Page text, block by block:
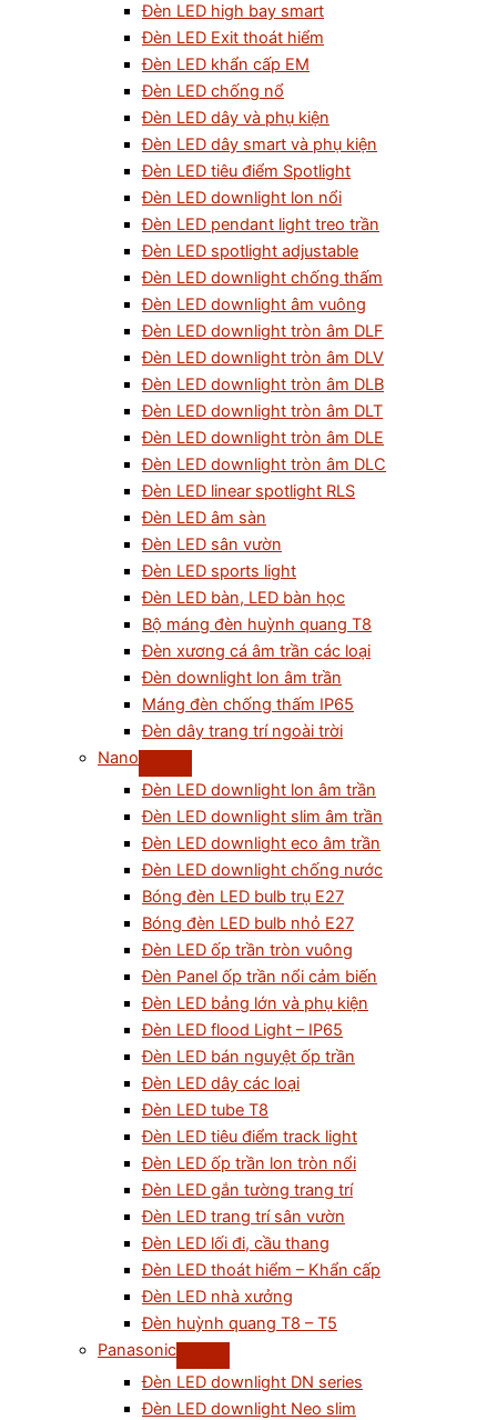
Đèn LED high bay smart
Đèn LED Exit thoát hiểm
Đèn LED khẩn cấp EM
Đèn LED chống nổ
Đèn LED dây và phụ kiện
Đèn LED dây smart và phụ kiện
Đèn LED tiêu điểm Spotlight
Đèn LED downlight lon nổi
Đèn LED pendant light treo trần
Đèn LED spotlight adjustable
Đèn LED downlight chống thấm
Đèn LED downlight âm vuông
Đèn LED downlight tròn âm DLF
Đèn LED downlight tròn âm DLV
Đèn LED downlight tròn âm DLB
Đèn LED downlight tròn âm DLT
Đèn LED downlight tròn âm DLE
Đèn LED downlight tròn âm DLC
Đèn LED linear spotlight RLS
Đèn LED âm sàn
Đèn LED sân vườn
Đèn LED sports light
Đèn LED bàn, LED bàn học
Bộ máng đèn huỳnh quang T8
Đèn xương cá âm trần các loại
Đèn downlight lon âm trần
Máng đèn chống thấm IP65
Đèn dây trang trí ngoài trời
Nano
Đèn LED downlight lon âm trần
Đèn LED downlight slim âm trần
Đèn LED downlight eco âm trần
Đèn LED downlight chống nước
Bóng đèn LED bulb trụ E27
Bóng đèn LED bulb nhỏ E27
Đèn LED ốp trần tròn vuông
Đèn Panel ốp trần nổi cảm biến
Đèn LED bảng lớn và phụ kiện
Đèn LED flood Light – IP65
Đèn LED bán nguyệt ốp trần
Đèn LED dây các loại
Đèn LED tube T8
Đèn LED tiêu điểm track light
Đèn LED ốp trần lon tròn nổi
Đèn LED gắn tường trang trí
Đèn LED trang trí sân vườn
Đèn LED lối đi, cầu thang
Đèn LED thoát hiểm – Khẩn cấp
Đèn LED nhà xưởng
Đèn huỳnh quang T8 – T5
Panasonic
Đèn LED downlight DN series
Đèn LED downlight Neo slim